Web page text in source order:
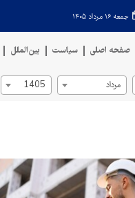
جمعه ۱۶ مرداد ۱۴۰۵
صفحه اصلی سیاست بین‌الملل
مرداد 1405